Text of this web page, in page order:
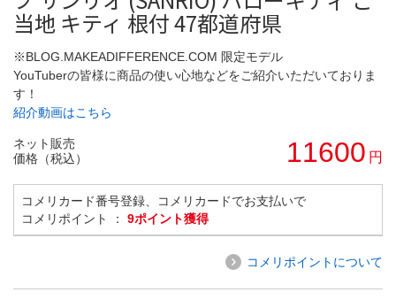
当地 キティ 根付 47都道府県
※BLOG.MAKEADIFFERENCE.COM 限定モデル
YouTuberの皆様に商品の使い心地などをご紹介いただいておりま
す！
紹介動画はこちら
ネット販売
価格（税込）
11600 円
コメリカード番号登録、コメリカードでお支払いで
コメリポイント ： 9ポイント獲得
コメリポイントについて